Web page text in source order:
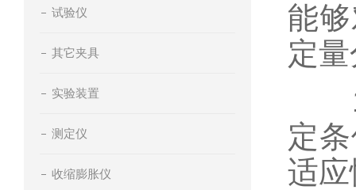
试验仪
其它夹具
实验装置
测定仪
收缩膨胀仪
能
定
1.
定
适